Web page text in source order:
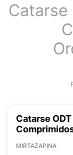
Catarse
MIRTAZAPINA